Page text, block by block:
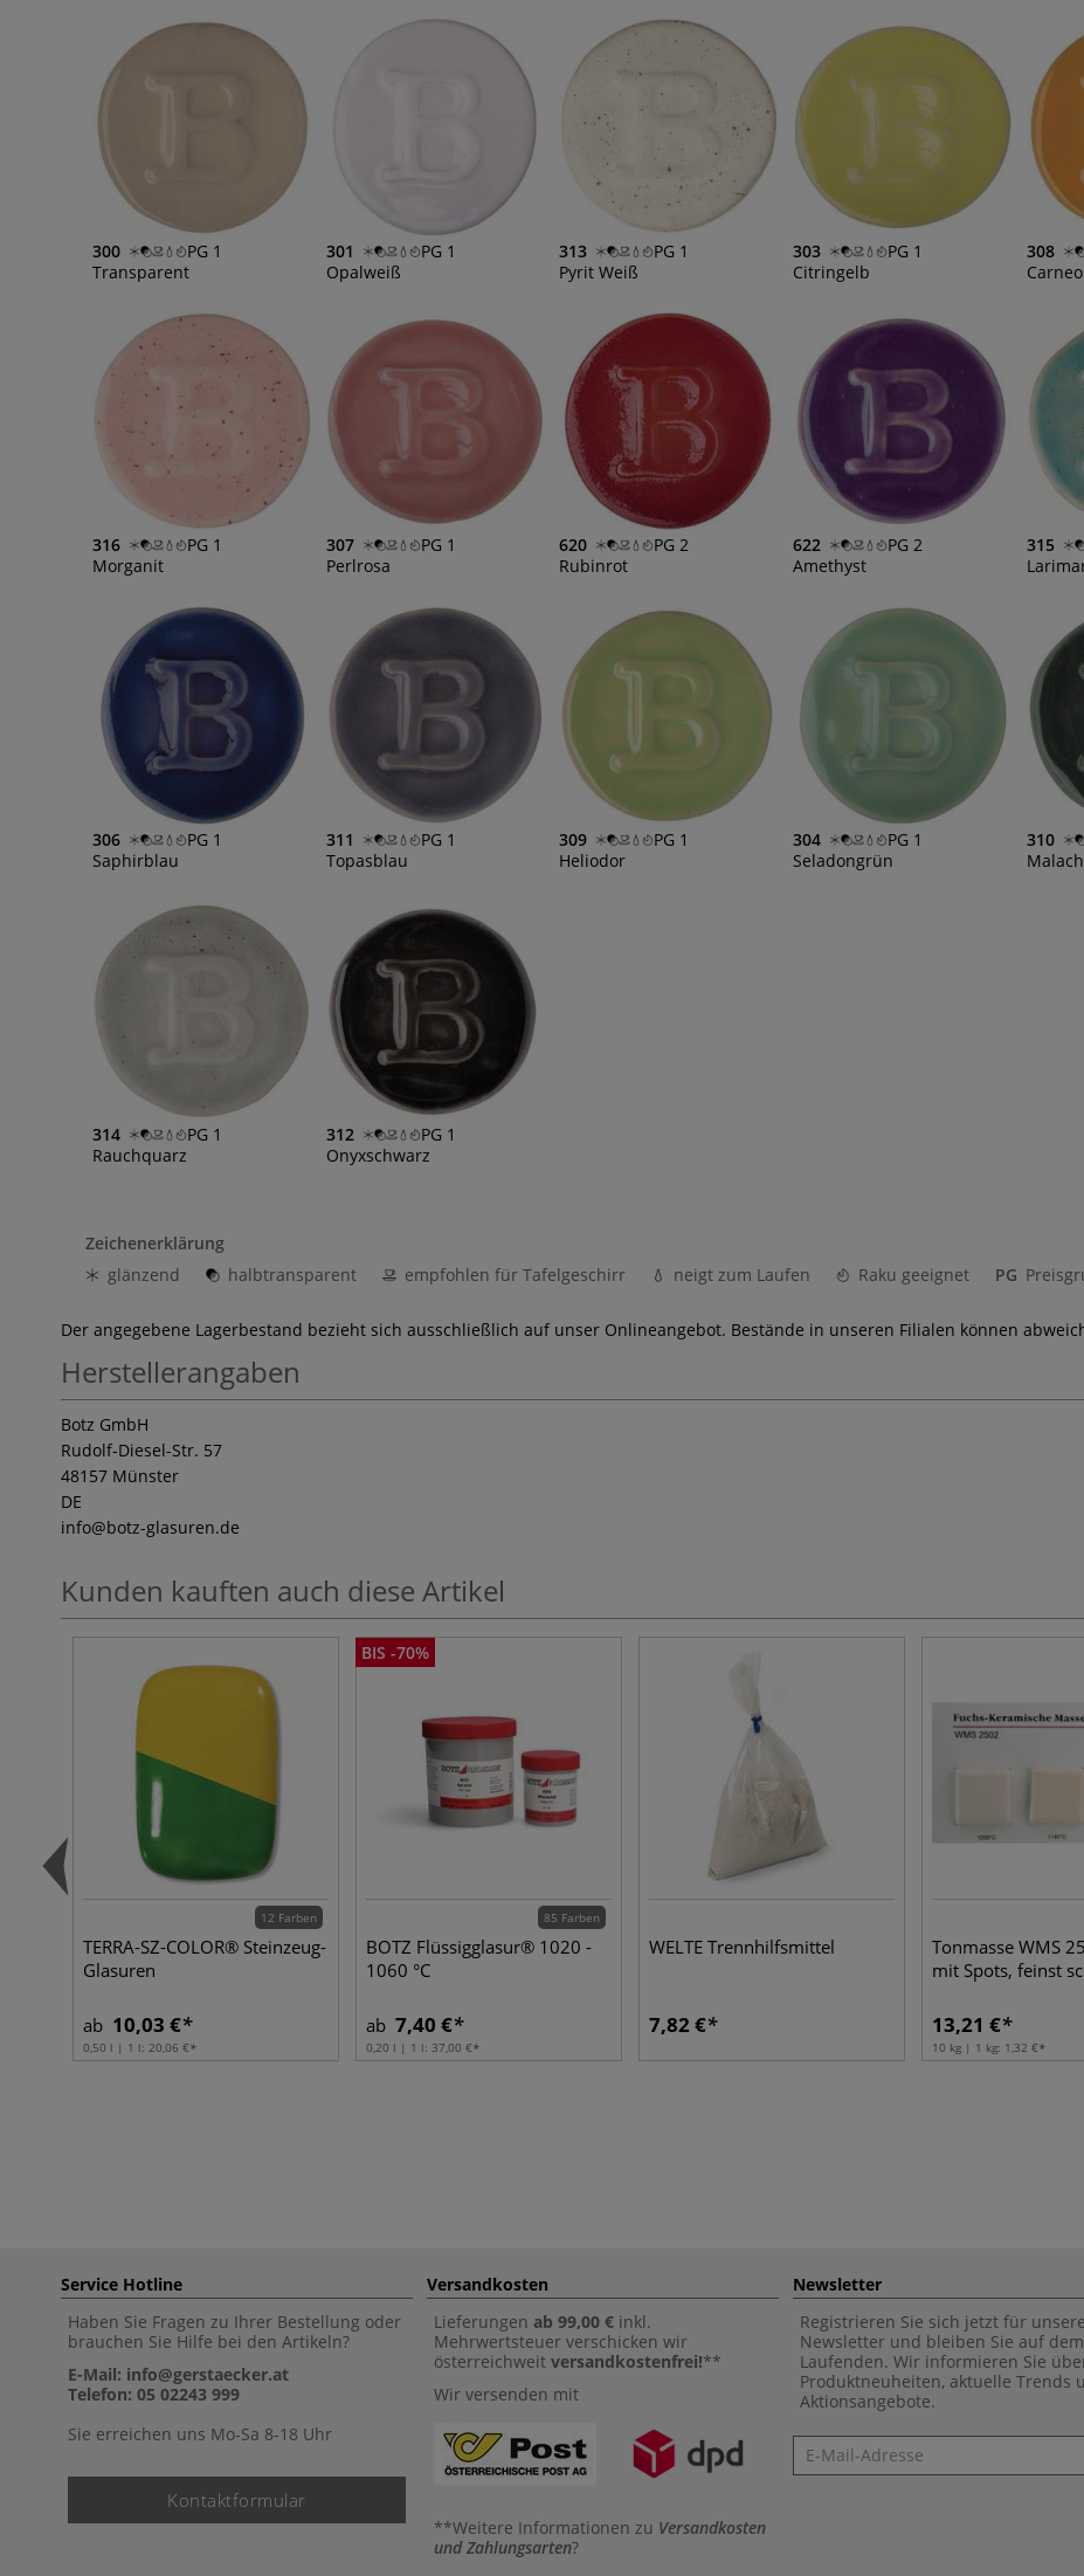
300
PG 1
Transparent
301
PG 1
Opalweiß
313
PG 1
Pyrit Weiß
303
PG 1
Citringelb
308
316
PG 1
Morganit
307
PG 1
Perlrosa
620
PG 2
Rubinrot
622
PG 2
Amethyst
315
306
PG 1
Saphirblau
311
PG 1
Topasblau
309
PG 1
Heliodor
304
PG 1
Seladongrün
310
314
PG 1
Rauchquarz
312
PG 1
Onyxschwarz
Zeichenerklärung
glänzend
halbtransparent empfohlen für Tafelgeschirr neigt zum Laufen Raku geeignet PG
Der angegebene Lagerbestand bezieht sich ausschließlich auf unser Onlineangebot. Bestände in unseren Filialen können
Herstellerangaben
Botz GmbH
Rudolf-Diesel-Str. 57
48157 Münster
DE
info@botz-glasuren.de
Kunden kauften auch diese Artikel
12 Farben
TERRA-SZ-COLOR® Steinzeug-
Glasuren
ab 10,03 €
0,50 l | 1 l: 20,06 €
BIS -70%
85 Farben
BOTZ Flüssigglasur® 1020 -
1060 °C
ab 7,40 €
0,20 l | 1 l: 37,00 €
WELTE Trennhilfsmittel
7,82 €
Tonmasse WMS
mit Spots, feinst
13,21 €
10 kg | 1 kg: 1,32 €
Service Hotline
Haben Sie Fragen zu Ihrer Bestellung oder
brauchen Sie Hilfe bei den Artikeln?
E-Mail: info@gerstaecker.at
Telefon: 05 02243 999
Sie erreichen uns Mo-Sa 8-18 Uhr
Kontaktformular
Versandkosten
Lieferungen ab 99,00 € inkl.
Mehrwertsteuer verschicken wir
österreichweit versandkostenfrei!**
Wir versenden mit
**Weitere Informationen zu Versandkosten
und Zahlungsarten?
Newsletter
Registrieren Sie sich jetzt für
Newsletter und bleiben Sie auf dem
Laufenden. Wir informieren Sie
Produktneuheiten, aktuelle Trends
Aktionsangebote.
Newsletter